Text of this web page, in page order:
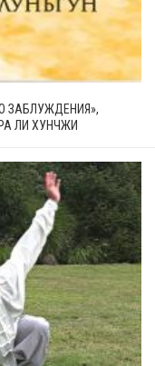
ЗАБЛУЖДЕНИЯ»,
ЛИ ХУНЧЖИ